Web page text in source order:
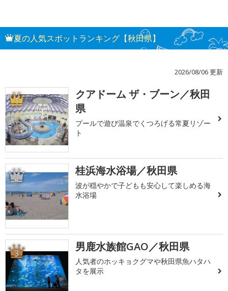
夏の人気スポットランキング【秋田県】
2026/08/06 更新
1
クアドーム ザ・ブーン／秋田
県
プールで遊び温泉でくつろげる常夏リゾー
ト
2 桂浜海水浴場／秋田県
波が穏やかで子どもも安心して楽しめる海
水浴場
3 男鹿水族館GAO／秋田県
人気者のホッキョクグマや秋田県魚ハタハ
タを展示